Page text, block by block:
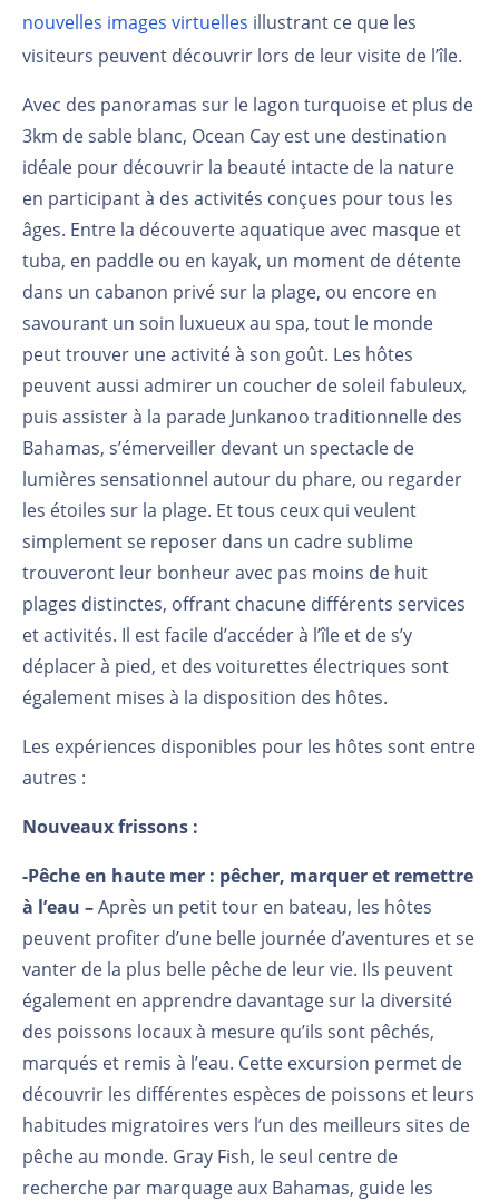
nouvelles images virtuelles illustrant ce que les
visiteurs peuvent découvrir lors de leur visite de l’île.
Avec des panoramas sur le lagon turquoise et plus de
3km de sable blanc, Ocean Cay est une destination
idéale pour découvrir la beauté intacte de la nature
en participant à des activités conçues pour tous les
âges. Entre la découverte aquatique avec masque et
tuba, en paddle ou en kayak, un moment de détente
dans un cabanon privé sur la plage, ou encore en
savourant un soin luxueux au spa, tout le monde
peut trouver une activité à son goût. Les hôtes
peuvent aussi admirer un coucher de soleil fabuleux,
puis assister à la parade Junkanoo traditionnelle des
Bahamas, s’émerveiller devant un spectacle de
lumières sensationnel autour du phare, ou regarder
les étoiles sur la plage. Et tous ceux qui veulent
simplement se reposer dans un cadre sublime
trouveront leur bonheur avec pas moins de huit
plages distinctes, offrant chacune différents services
et activités. Il est facile d’accéder à l’île et de s’y
déplacer à pied, et des voiturettes électriques sont
également mises à la disposition des hôtes.
Les expériences disponibles pour les hôtes sont entre
autres :
Nouveaux frissons :
-Pêche en haute mer : pêcher, marquer et remettre
à l’eau –Après un petit tour en bateau, les hôtes
peuvent profiter d’une belle journée d’aventures et se
vanter de la plus belle pêche de leur vie. Ils peuvent
également en apprendre davantage sur la diversité
des poissons locaux à mesure qu’ils sont pêchés,
marqués et remis à l’eau. Cette excursion permet de
découvrir les différentes espèces de poissons et leurs
habitudes migratoires vers l’un des meilleurs sites de
pêche au monde. Gray Fish, le seul centre de
recherche par marquage aux Bahamas, guide les